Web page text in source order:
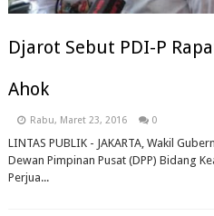
Djarot Sebut PDI-P
Ahok
Rabu, Maret 23, 2016 0
LINTAS PUBLIK - JAKARTA, Wakil
Dewan Pimpinan Pusat (DPP) Bidang
Perjua...